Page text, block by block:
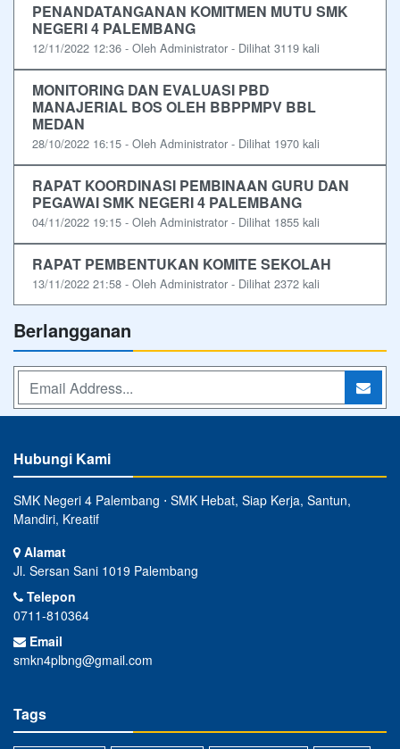
PENANDATANGANAN KOMITMEN MUTU SMK
NEGERI 4 PALEMBANG
12/11/2022 12:36 - Oleh Administrator - Dilihat 3119 kali
MONITORING DAN EVALUASI PBD
MANAJERIAL BOS OLEH BBPPMPV BBL
MEDAN
28/10/2022 16:15 - Oleh Administrator - Dilihat 1970 kali
RAPAT KOORDINASI PEMBINAAN GURU DAN
PEGAWAI SMK NEGERI 4 PALEMBANG
04/11/2022 19:15 - Oleh Administrator - Dilihat 1855 kali
RAPAT PEMBENTUKAN KOMITE SEKOLAH
13/11/2022 21:58 - Oleh Administrator - Dilihat 2372 kali
Berlangganan
Hubungi Kami
SMK Negeri 4 Palembang ⋅ SMK Hebat, Siap Kerja, Santun,
Mandiri, Kreatif
Alamat
Jl. Sersan Sani 1019 Palembang
Telepon
0711-810364
Email
smkn4plbng@gmail.com
Tags